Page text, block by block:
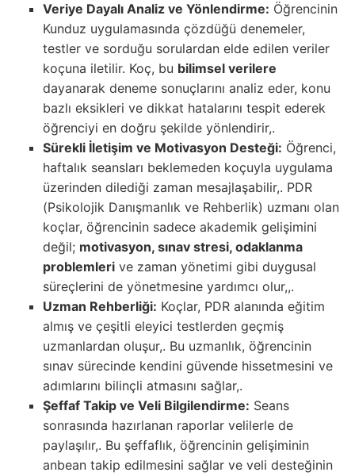
Veriye Dayalı Analiz ve Yönlendirme: Öğrencinin
Kunduz uygulamasında çözdüğü denemeler,
testler ve sorduğu sorulardan elde edilen veriler
koçuna iletilir. Koç, bu bilimsel verilere
dayanarak deneme sonuçlarını analiz eder, konu
bazlı eksikleri ve dikkat hatalarını tespit ederek
öğrenciyi en doğru şekilde yönlendirir,.
Sürekli İletişim ve Motivasyon Desteği: Öğrenci,
haftalık seansları beklemeden koçuyla uygulama
üzerinden dilediği zaman mesajlaşabilir,. PDR
(Psikolojik Danışmanlık ve Rehberlik) uzmanı olan
koçlar, öğrencinin sadece akademik gelişimini
değil; motivasyon, sınav stresi, odaklanma
problemlerive zaman yönetimi gibi duygusal
süreçlerini de yönetmesine yardımcı olur,,.
Uzman Rehberliği: Koçlar, PDR alanında eğitim
almış ve çeşitli eleyici testlerden geçmiş
uzmanlardan oluşur,. Bu uzmanlık, öğrencinin
sınav sürecinde kendini güvende hissetmesini ve
adımlarını bilinçli atmasını sağlar,.
Şeffaf Takip ve Veli Bilgilendirme: Seans
sonrasında hazırlanan raporlar velilerle de
paylaşılır,. Bu şeffaflık, öğrencinin gelişiminin
anbean takip edilmesini sağlar ve veli desteğinin